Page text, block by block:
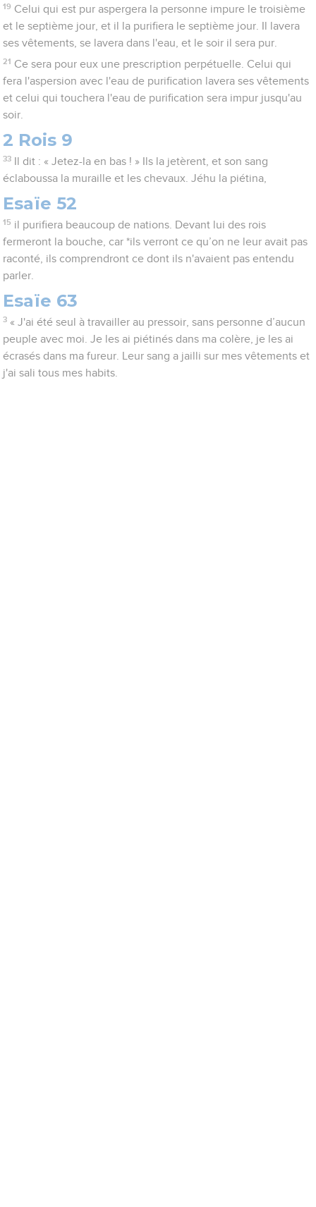
19 Celui qui est pur aspergera la personne impure le troisième
et le septième jour, et il la purifiera le septième jour. Il lavera
ses vêtements, se lavera dans l'eau, et le soir il sera pur.
21 Ce sera pour eux une prescription perpétuelle. Celui qui
fera l'aspersion avec l'eau de purification lavera ses vêtements
et celui qui touchera l'eau de purification sera impur jusqu'au
soir.
2 Rois 9
33
Il dit : « Jetez-la en bas ! » Ils la jetèrent, et son sang
éclaboussa la muraille et les chevaux. Jéhu la piétina,
Esaïe 52
15 il purifiera beaucoup de nations. Devant lui des rois
fermeront la bouche, car *ils verront ce qu’on ne leur avait pas
raconté, ils comprendront ce dont ils n'avaient pas entendu
parler.
Esaïe 63
3 « J'ai été seul à travailler au pressoir, sans personne d’aucun
peuple avec moi. Je les ai piétinés dans ma colère, je les ai
écrasés dans ma fureur. Leur sang a jailli sur mes vêtements et
j'ai sali tous mes habits.